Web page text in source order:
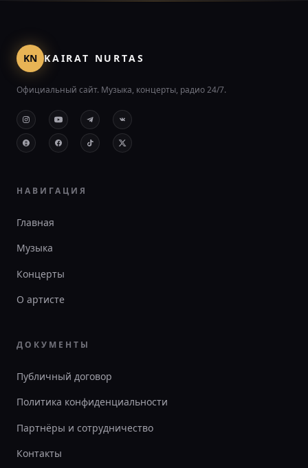
KN KAIRAT NURTAS
Официальный сайт. Музыка, концерты, радио 24/7.
НАВИГАЦИЯ
Главная
Музыка
Концерты
О артисте
ДОКУМЕНТЫ
Публичный договор
Политика конфиденциальности
Партнёры и сотрудничество
Контакты